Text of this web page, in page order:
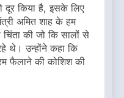
दूर किया है, इसके लिए
अमित शाह के हम
चिंता की जो कि सालों से
थे। उन्होंने कहा कि
फैलाने की कोशिश की